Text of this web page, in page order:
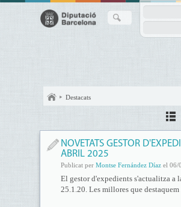
Destacats
NOVETATS GESTOR
ABRIL 2025
Publicat per Montse Fernández Díazel 06/
El gestor d'expedients s'actualitza a
25.1.20. Les millores que destaquem